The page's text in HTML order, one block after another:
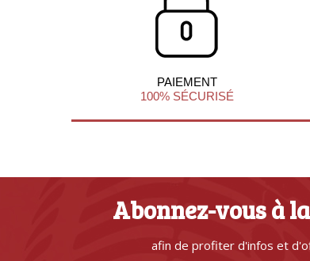
PAIEMENT
100% SÉCURISÉ
Abonnez-vous à
afin de profiter d'infos et